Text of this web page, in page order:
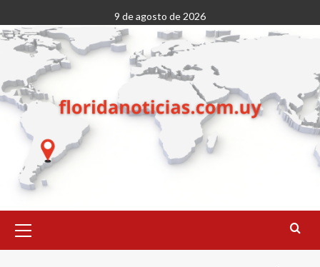
al
contenido
9 de agosto de 2026
primario